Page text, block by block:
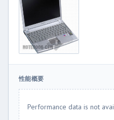
性能概要
Performance data is not